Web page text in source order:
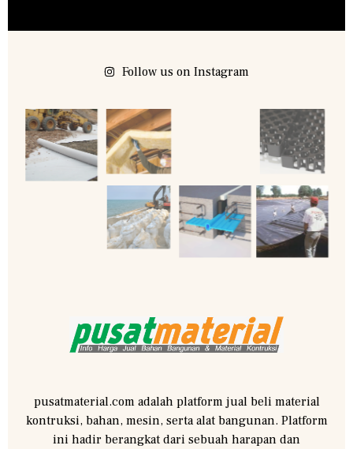
Follow us on Instagram
pusatmaterial.com adalah platform jual beli material
kontruksi, bahan, mesin, serta alat bangunan. Platform
ini hadir berangkat dari sebuah harapan dan